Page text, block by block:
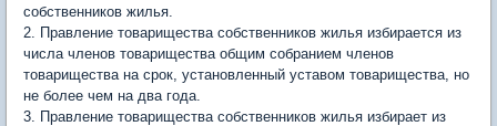
собственников жилья.
2. Правление товарищества собственников жилья избирается из
числа членов товарищества общим собранием членов
товарищества на срок, установленный уставом товарищества, но
не более чем на два года.
3. Правление товарищества собственников жилья избирает из